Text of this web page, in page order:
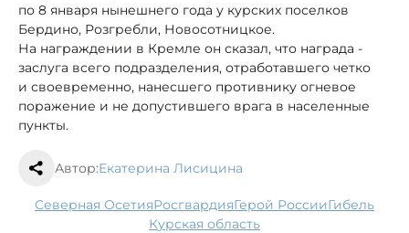
по 8 января нынешнего года у курских поселков
Бердино, Розгребли, Новосотницкое.
На награждении в Кремле он сказал, что награда -
заслуга всего подразделения, отработавшего четко
и своевременно, нанесшего противнику огневое
поражение и не допустившего врага в населенные
пункты.
Автор:Екатерина Лисицина
Северная Осетия Росгвардия Герой России гибель
Курская область